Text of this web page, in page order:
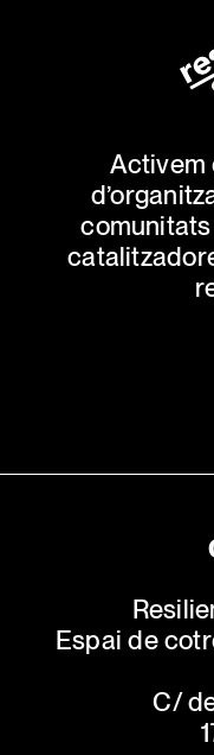
Activem
Espai de
C/